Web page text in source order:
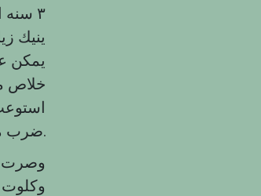
٣
ينيك
يمكن
خلاص
ضرب مكوتي وفتحلي الباب ورحت البيت ودخلت غرفتي وانا كسي مفتوح من كبر زبه.
وصرت